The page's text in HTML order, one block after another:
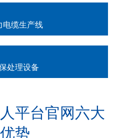
电缆生产线
处理设备
平台官网六大
优势